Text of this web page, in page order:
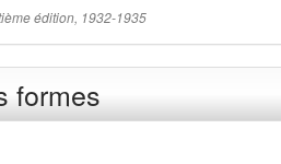
édition, 1932-1935
formes